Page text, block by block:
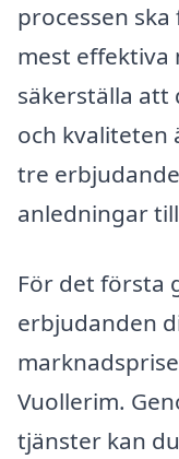
processen
mest
säkerställa att
och kvaliteten
tre
anledningar
För det första
erbjudanden
Vuollerim.
tjänster kan